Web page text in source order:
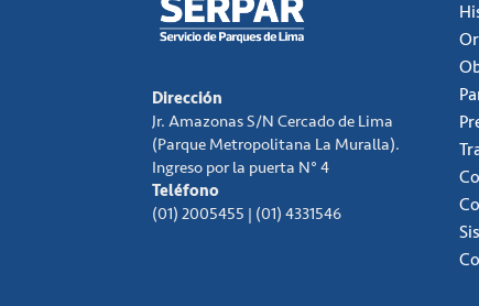
Dirección
Jr. Amazonas S/N Cercado de Lima
(Parque Metropolitana La Muralla).
Ingreso por la puerta N° 4
Teléfono
(01) 2005455 | (01) 4331546